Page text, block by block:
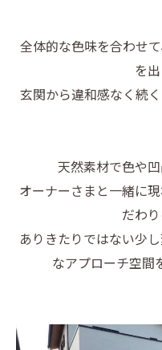
全体的な色味を合わせ
を
玄関から違和感なく続
天然素材で色や凹
オーナーさまと一緒に
だわ
ありきたりではない少
なアプローチ空間